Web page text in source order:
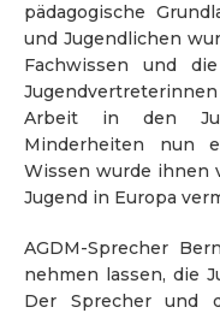
pädagogische
und Jugendlichen
Fachwissen und
Arbeit in den
Minderheiten nun
Wissen wurde ihnen
Jugend in Europa
AGDM-Sprecher
nehmen lassen, die
Der Sprecher und